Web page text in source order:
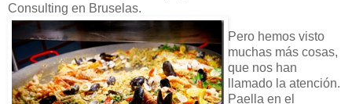
Consulting en Bruselas.
Pero hemos visto
muchas más cosas,
que nos han
llamado la atención.
Paella en el